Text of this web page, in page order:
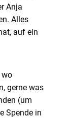
Anja
Alles
auf ein
wo
gerne was
(um
Spende in